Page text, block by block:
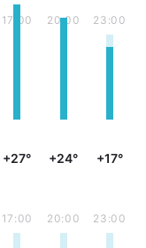
17:00
+27°
20:00
+24°
23:00
+17°
17:00 20:00 23:00